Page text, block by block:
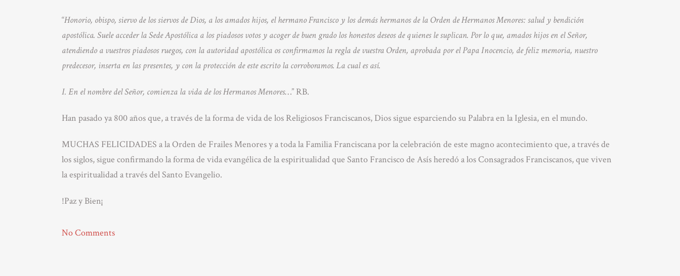
“Honorio, obispo, siervo de los siervos de Dios, a los amados hijos, el hermano Francisco y los demás hermanos de la Orden de Hermanos Menores: salud y bendición
apostólica. Suele acceder la Sede Apostólica a los piadosos votos y acoger de buen grado los honestos deseos de quienes le suplican. Por lo que, amados hijos en el Señor,
atendiendo a vuestros piadosos ruegos, con la autoridad apostólica os confirmamos la regla de vuestra Orden, aprobada por el Papa Inocencio, de feliz memoria, nuestro
predecesor, inserta en las presentes, y con la protección de este escrito la corroboramos. La cual es así.
I. En el nombre del Señor, comienza la vida de los Hermanos Menores…” RB.
Han pasado ya 800 años que, a través de la forma de vida de los Religiosos Franciscanos, Dios sigue esparciendo su Palabra en la Iglesia, en el mundo.
MUCHAS FELICIDADES a la Orden de Frailes Menores y a toda la Familia Franciscana por la celebración de este magno acontecimiento que, a través de
los siglos, sigue confirmando la forma de vida evangélica de la espiritualidad que Santo Francisco de Asís heredó a los Consagrados Franciscanos, que viven
la espiritualidad a través del Santo Evangelio.
!Paz y Bien¡
No Comments